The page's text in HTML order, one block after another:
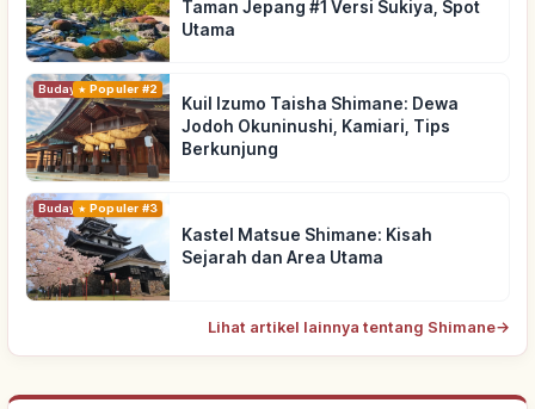
Taman Jepang #1 Versi Sukiya, Spot
Utama
Budaya Tradisional
Populer #2
Kuil Izumo Taisha Shimane: Dewa
Jodoh Okuninushi, Kamiari, Tips
Berkunjung
Budaya Tradisional
Populer #3
Kastel Matsue Shimane: Kisah
Sejarah dan Area Utama
Lihat artikel lainnya tentang Shimane→